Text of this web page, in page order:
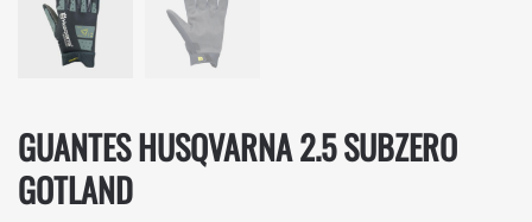
GUANTES HUSQVARNA 2.5 SUBZERO
GOTLAND